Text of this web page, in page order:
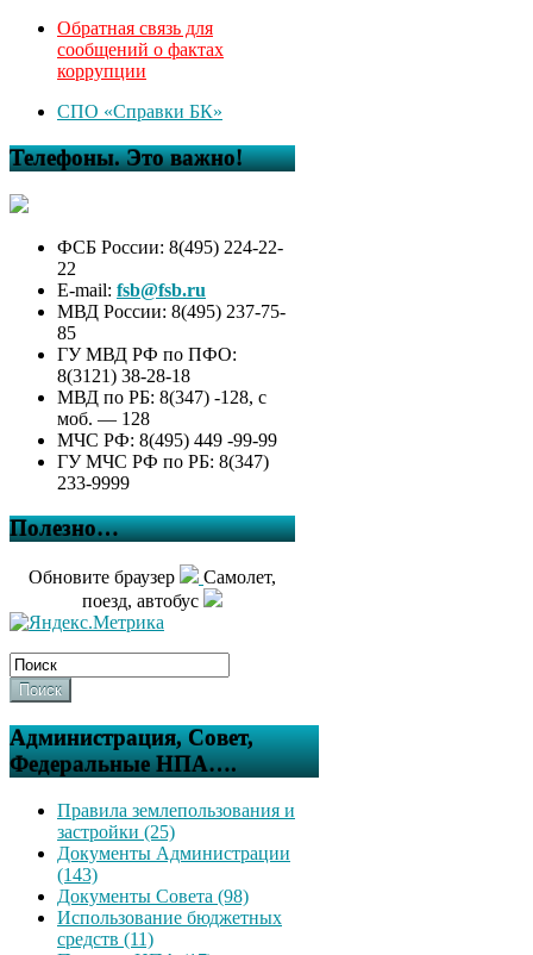
Обратная связь для
сообщений о фактах
коррупции
СПО «Справки БК»
Телефоны. Это важно!
ФСБ России: 8(495) 224-22-
22
E-mail: fsb@fsb.ru
МВД России: 8(495) 237-75-
85
ГУ МВД РФ по ПФО:
8(3121) 38-28-18
МВД по РБ: 8(347) -128, с
моб. — 128
МЧС РФ: 8(495) 449 -99-99
ГУ МЧС РФ по РБ: 8(347)
233-9999
Полезно…
Обновите браузер
Самолет,
поезд, автобус
Поиск
Администрация, Совет,
Федеральные НПА….
Правила землепользования и
застройки (25)
Документы Администрации
(143)
Документы Совета (98)
Использование бюджетных
средств (11)